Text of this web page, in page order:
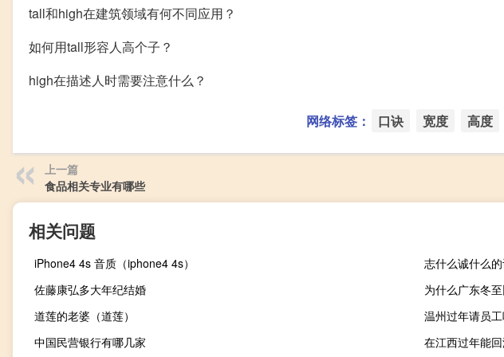
tall和high在建筑领域有何不同应用？
如何用tall形容人高个子？
high在描述人时需要注意什么？
网络标签： 口诀 宽度 高度
上一篇
食品相关专业有哪些
相关问题
iPhone4 4s 音质（iphone4 4s）
志什么诚什么
佐藤康弘多大年纪结婚
为什么广东冬
道莲的老婆（道莲）
温州过年请员
中国民营银行有哪几家
在江西过年能